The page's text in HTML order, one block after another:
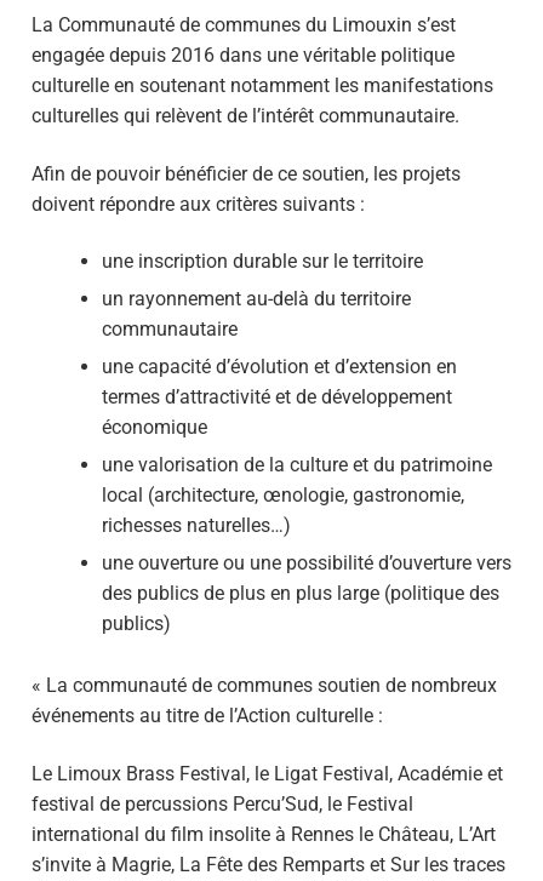
La Communauté de communes du Limouxin s’est
engagée depuis 2016 dans une véritable politique
culturelle en soutenant notamment les manifestations
culturelles qui relèvent de l’intérêt communautaire.
Afin de pouvoir bénéficier de ce soutien, les projets
doivent répondre aux critères suivants :
une inscription durable sur le territoire
un rayonnement au-delà du territoire
communautaire
une capacité d’évolution et d’extension en
termes d’attractivité et de développement
économique
une valorisation de la culture et du patrimoine
local (architecture, œnologie, gastronomie,
richesses naturelles…)
une ouverture ou une possibilité d’ouverture vers
des publics de plus en plus large (politique des
publics)
« La communauté de communes soutien de nombreux
événements au titre de l’Action culturelle :
Le Limoux Brass Festival, le Ligat Festival, Académie et
festival de percussions Percu’Sud, le Festival
international du film insolite à Rennes le Château, L’Art
s’invite à Magrie, La Fête des Remparts et Sur les traces